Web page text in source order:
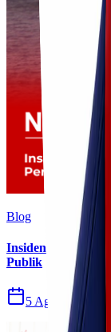
Blog
Insiden
Publik
5 Agu 2026